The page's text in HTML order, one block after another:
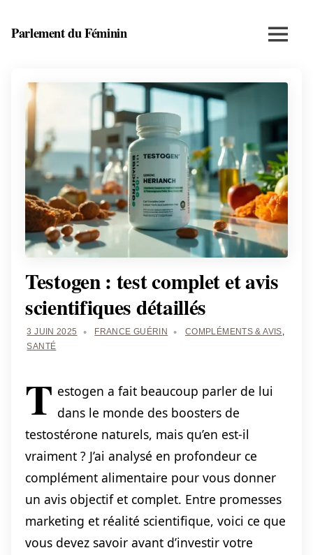
Parlement du Féminin
bien-
être
entrepreneuriat
féminin
Menu
Testogen : test complet et avis
scientifiques détaillés
3 JUIN 2025 FRANCE GUÉRIN COMPLÉMENTS & AVIS,
SANTÉ
T estogen a fait beaucoup parler de lui
dans le monde des boosters de
testostérone naturels, mais qu’en est-il
vraiment ? J’ai analysé en profondeur ce
complément alimentaire pour vous donner
un avis objectif et complet. Entre promesses
marketing et réalité scientifique, voici ce que
vous devez savoir avant d’investir votre